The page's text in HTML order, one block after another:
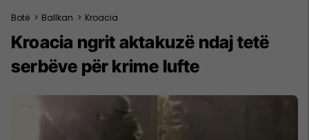
Botë > Ballkan > Kroacia
Kroacia ngrit aktakuzë ndaj tetë
serbëve për krime lufte